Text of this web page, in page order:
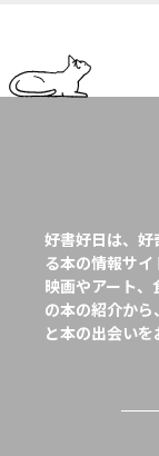
好書好日は、
る本の情報サイ
映画やアート
の本の紹介か
と本の出会いを